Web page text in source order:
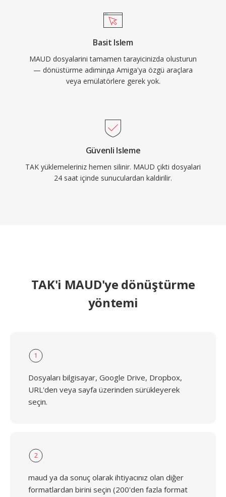
Basit Islem
MAUD dosyalarini tamamen tarayicinizda olusturun
— dönüstürme adiminда Amiga'ya özgü araçlara
veya emülatörlere gerek yok.
Güvenli Isleme
TAK yüklemeleriniz hemen silinir. MAUD çikti dosyalari
24 saat içinde sunuculardan kaldirilir.
TAK'i MAUD'ye dönüştürme
yöntemi
1
Dosyaları bilgisayar, Google Drive, Dropbox,
URL'den veya sayfa üzerinden sürükleyerek
seçin.
2
maud ya da sonuç olarak ihtiyacınız olan diğer
formatlardan birini seçin (200'den fazla format